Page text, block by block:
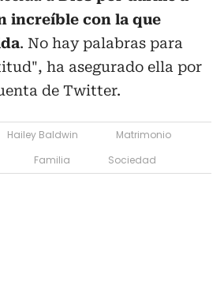
increíble con la que
. No hay palabras para
ha asegurado ella por
de Twitter.
Hailey Baldwin
Matrimonio
Familia Sociedad